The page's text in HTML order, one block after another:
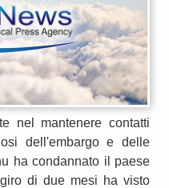
nel mantenere contatti
dell'embargo e delle
ha condannato il paese
di due mesi ha visto